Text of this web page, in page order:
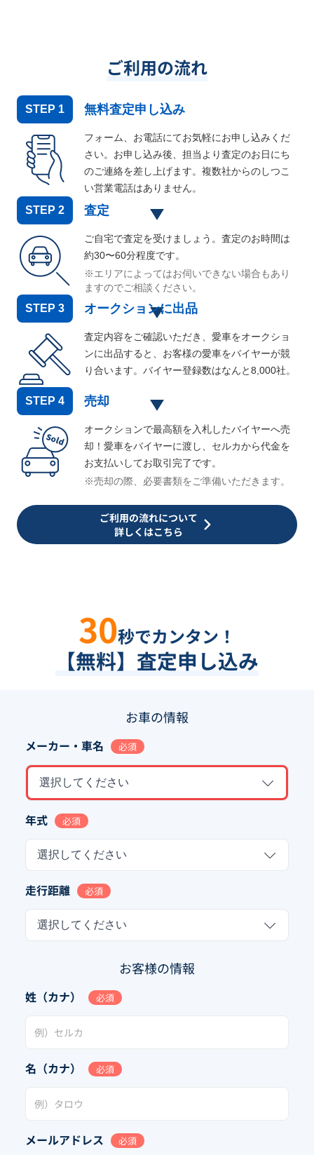
ご利用の流れ
STEP 1 無料査定申し込み
フォーム、お電話にてお気軽にお申し込みくだ
さい。お申し込み後、担当より査定のお日にち
のご連絡を差し上げます。複数社からのしつこ
い営業電話はありません。
STEP 2 査定
ご自宅で査定を受けましょう。査定のお時間は
約30〜60分程度です。
※エリアによってはお伺いできない場合もあり
ますのでご相談ください。
STEP 3 オークションに出品
査定内容をご確認いただき、愛車をオークショ
ンに出品すると、お客様の愛車をバイヤーが競
り合います。バイヤー登録数はなんと8,000社。
STEP 4 売却
オークションで最高額を入札したバイヤーへ売
却！愛車をバイヤーに渡し、セルカから代金を
お支払いしてお取引完了です。
※売却の際、必要書類をご準備いただきます。
ご利用の流れについて
詳しくはこちら
30秒でカンタン！
【無料】査定申し込み
お車の情報
メーカー・車名 必須
選択してください
年式 必須
選択してください
走行距離 必須
選択してください
お客様の情報
姓（カナ） 必須
名（カナ） 必須
メールアドレス 必須